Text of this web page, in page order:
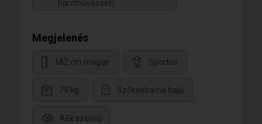
harcművészet)
Megjelenés
182 cm magas Sportos
79 kg Szőkésbarna hajú
Kék szemű